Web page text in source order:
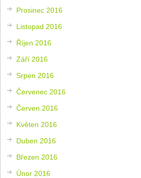
Prosinec 2016
Listopad 2016
Říjen 2016
Září 2016
Srpen 2016
Červenec 2016
Červen 2016
Květen 2016
Duben 2016
Březen 2016
Únor 2016